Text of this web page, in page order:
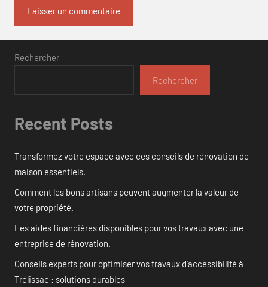
Rechercher
Rechercher
Recent Posts
Transformez votre espace avec ces conseils de rénovation de
maison essentiels.
Comment les bons artisans peuvent augmenter la valeur de
votre propriété.
Les aides financières disponibles pour vos travaux avec une
entreprise de rénovation.
Conseils experts pour optimiser vos travaux d’accessibilité à
Trélissac : solutions durables